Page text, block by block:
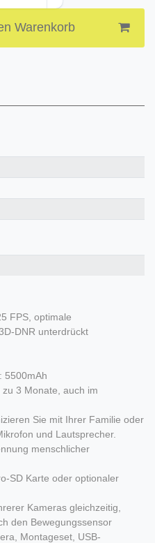
Warenkorb
FPS, optimale
DNR unterdrückt
5500mAh
3 Monate, auch im
Sie mit Ihrer Familie oder
und Lautsprecher.
menschlicher
SD Karte oder optionaler
Kameras gleichzeitig,
den Bewegungssensor
Montageset, USB-